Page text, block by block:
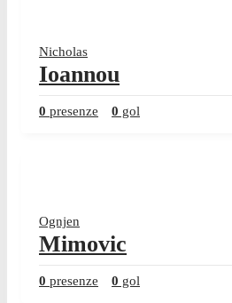
Nicholas
Ioannou
0 presenze 0 gol
Ognjen
Mimovic
0 presenze 0 gol